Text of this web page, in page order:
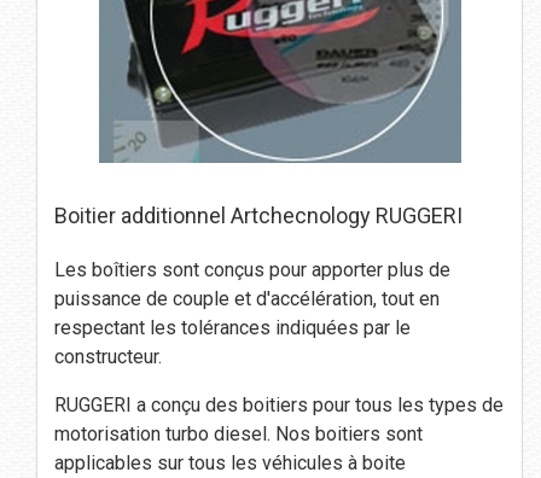
Boitier additionnel Artchecnology RUGGERI
Les boîtiers sont conçus pour apporter plus de
puissance de couple et d'accélération, tout en
respectant les tolérances indiquées par le
constructeur.
RUGGERI a conçu des boitiers pour tous les types de
motorisation turbo diesel. Nos boitiers sont
applicables sur tous les véhicules à boite